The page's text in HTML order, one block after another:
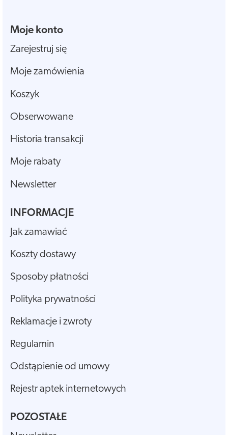
Moje konto
Zarejestruj się
Moje zamówienia
Koszyk
Obserwowane
Historia transakcji
Moje rabaty
Newsletter
INFORMACJE
Jak zamawiać
Koszty dostawy
Sposoby płatności
Polityka prywatności
Reklamacje i zwroty
Regulamin
Odstąpienie od umowy
Rejestr aptek internetowych
POZOSTAŁE